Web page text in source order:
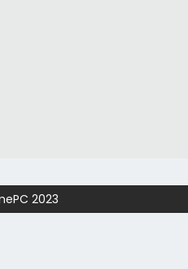
2023